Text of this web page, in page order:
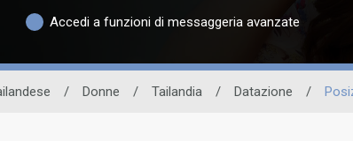
Accedi a funzioni di messaggeria avanzate
/ Donne / Tailandia / Datazione /